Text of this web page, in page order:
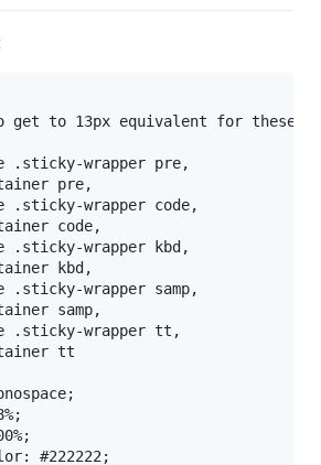
get to 13px equivalent for these
.sticky-wrapper pre,
pre,
.sticky-wrapper code,
code,
.sticky-wrapper kbd,
kbd,
.sticky-wrapper samp,
samp,
.sticky-wrapper tt,
tt
#222222;